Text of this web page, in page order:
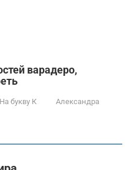
варадеро,
На букву К
Александра